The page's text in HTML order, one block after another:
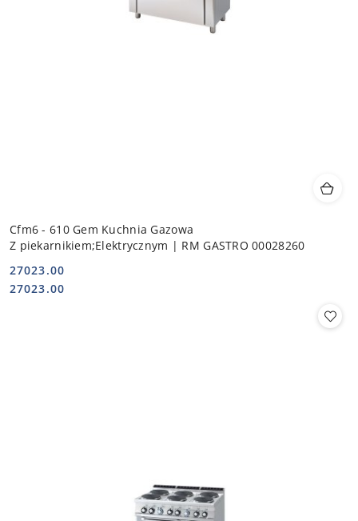
Cfm6 - 610 Gem Kuchnia Gazowa
Z piekarnikiem;Elektrycznym | RM GASTRO 00028260
Cena:
27023.00
Cena:
27023.00